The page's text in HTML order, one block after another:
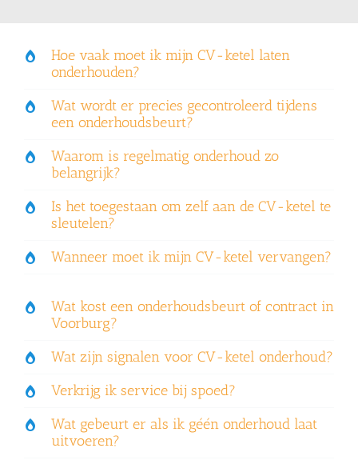
Hoe vaak moet ik mijn CV-ketel laten
onderhouden?
Wat wordt er precies gecontroleerd tijdens
een onderhoudsbeurt?
Waarom is regelmatig onderhoud zo
belangrijk?
Is het toegestaan om zelf aan de CV-ketel te
sleutelen?
Wanneer moet ik mijn CV-ketel vervangen?
Wat kost een onderhoudsbeurt of contract in
Voorburg?
Wat zijn signalen voor CV-ketel onderhoud?
Verkrijg ik service bij spoed?
Wat gebeurt er als ik géén onderhoud laat
uitvoeren?